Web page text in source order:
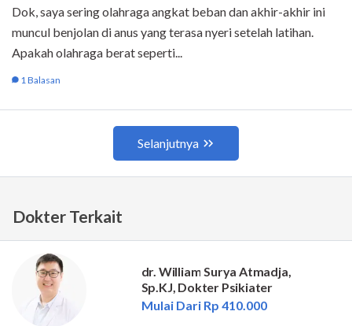
Dokter Terkait